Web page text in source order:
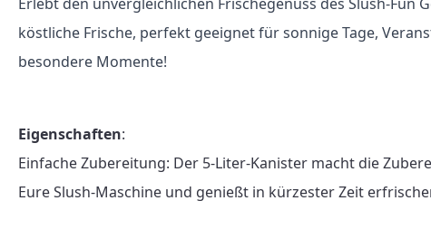
köstliche Frische, perfekt geeignet für sonnige Tage,
besondere Momente!
Eigenschaften:
Einfache Zubereitung: Der 5-Liter-Kanister macht die
Eure Slush-Maschine und genießt in kürzester Zeit